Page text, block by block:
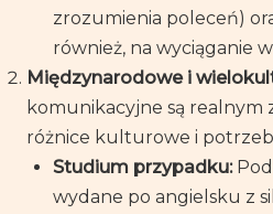
zrozumienia poleceń)
również, na wyciąganie
Międzynarodowe i
komunikacyjne są realnym
różnice kulturowe i
Studium przypadku:
wydane po angielsku z